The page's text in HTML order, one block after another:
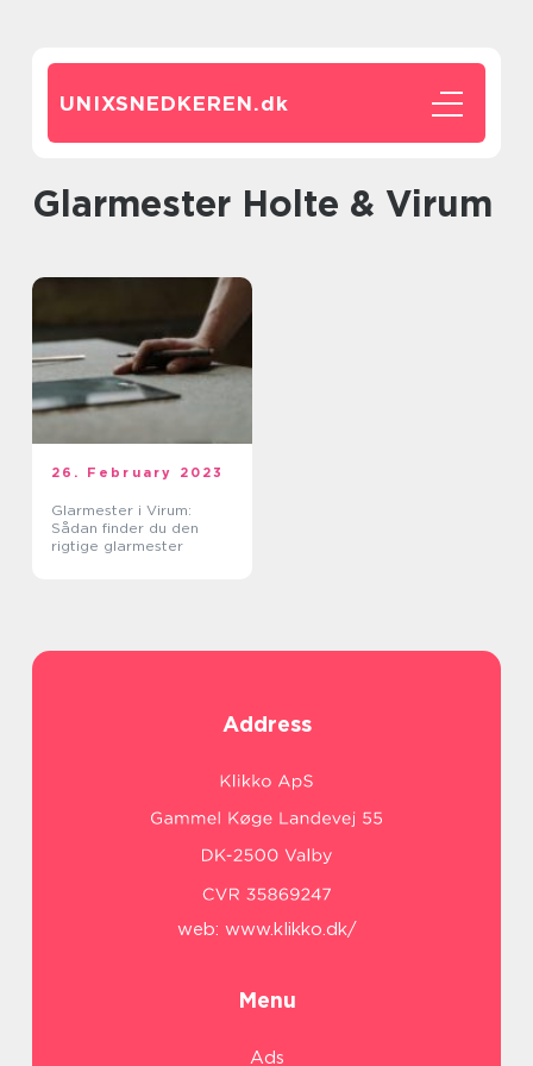
UNIXSNEDKEREN.dk
Glarmester Holte & Virum
26. February 2023
Glarmester i Virum:
Sådan finder du den
rigtige glarmester
Address
web: www.klikko.dk/
Menu
Ads